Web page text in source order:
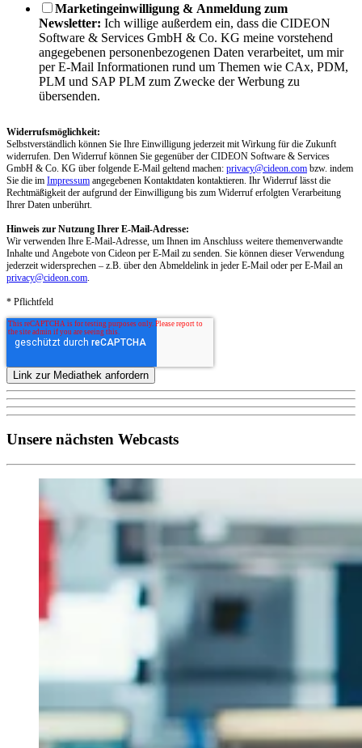
Marketingeinwilligung & Anmeldung zum
Newsletter: Ich willige außerdem ein, dass die CIDEON
Software & Services GmbH & Co. KG meine vorstehend
angegebenen personenbezogenen Daten verarbeitet, um mir
per E-Mail Informationen rund um Themen wie CAx, PDM,
PLM und SAP PLM zum Zwecke der Werbung zu
übersenden.
Widerrufsmöglichkeit:
Selbstverständlich können Sie Ihre Einwilligung jederzeit mit Wirkung für die Zukunft
widerrufen. Den Widerruf können Sie gegenüber der CIDEON Software & Services
GmbH & Co. KG über folgende E-Mail geltend machen: privacy@cideon.com bzw. indem
Sie die im Impressum angegebenen Kontaktdaten kontaktieren. Ihr Widerruf lässt die
Rechtmäßigkeit der aufgrund der Einwilligung bis zum Widerruf erfolgten Verarbeitung
Ihrer Daten unberührt.
Hinweis zur Nutzung Ihrer E-Mail-Adresse:
Wir verwenden Ihre E-Mail-Adresse, um Ihnen im Anschluss weitere themenverwandte
Inhalte und Angebote von Cideon per E-Mail zu senden. Sie können dieser Verwendung
jederzeit widersprechen – z.B. über den Abmeldelink in jeder E-Mail oder per E-Mail an
privacy@cideon.com
* Pflichtfeld
Unsere nächsten Webcasts